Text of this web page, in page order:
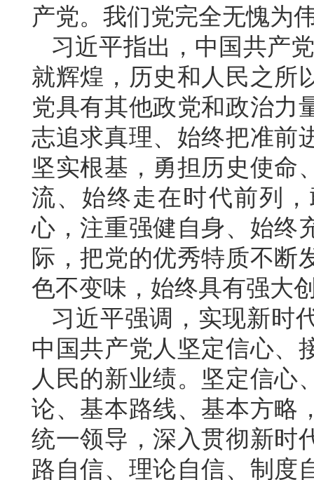
产党。我们党完全无愧为
习近平指出，中国共产
就辉煌，历史和人民之所
党具有其他政党和政治力
志追求真理、始终把准前
坚实根基，勇担历史使命
流、始终走在时代前列
心，注重强健自身、始终
际，把党的优秀特质不断
色不变味，始终具有强大
习近平强调，实现新时
中国共产党人坚定信心、
人民的新业绩。坚定信心
论、基本路线、基本方略
统一领导，深入贯彻新时
路自信、理论自信、制度